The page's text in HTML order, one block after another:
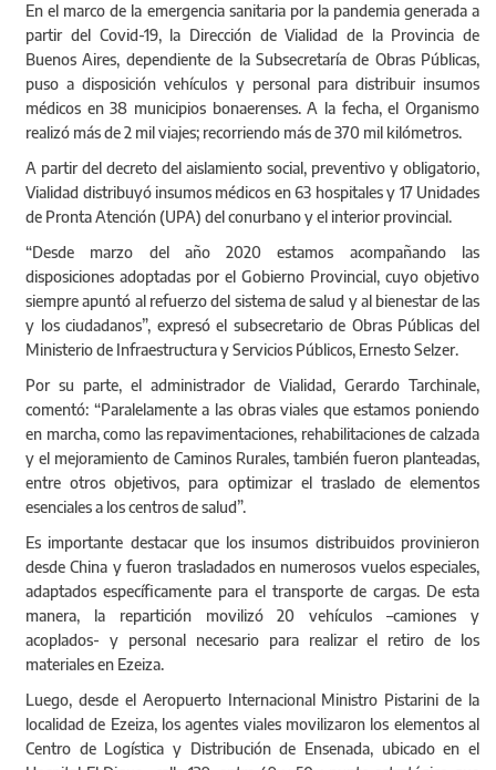
interior provincial.
En el marco de la emergencia sanitaria por la pandemia generada a
partir del Covid-19, la Dirección de Vialidad de la Provincia de
Buenos Aires, dependiente de la Subsecretaría de Obras Públicas,
puso a disposición vehículos y personal para distribuir insumos
médicos en 38 municipios bonaerenses. A la fecha, el Organismo
realizó más de 2 mil viajes; recorriendo más de 370 mil kilómetros.
A partir del decreto del aislamiento social, preventivo y obligatorio,
Vialidad distribuyó insumos médicos en 63 hospitales y 17 Unidades
de Pronta Atención (UPA) del conurbano y el interior provincial.
“Desde marzo del año 2020 estamos acompañando las
disposiciones adoptadas por el Gobierno Provincial, cuyo objetivo
siempre apuntó al refuerzo del sistema de salud y al bienestar de las
y los ciudadanos”, expresó el subsecretario de Obras Públicas del
Ministerio de Infraestructura y Servicios Públicos, Ernesto Selzer.
Por su parte, el administrador de Vialidad, Gerardo Tarchinale,
comentó: “Paralelamente a las obras viales que estamos poniendo
en marcha, como las repavimentaciones, rehabilitaciones de calzada
y el mejoramiento de Caminos Rurales, también fueron planteadas,
entre otros objetivos, para optimizar el traslado de elementos
esenciales a los centros de salud”.
Es importante destacar que los insumos distribuidos provinieron
desde China y fueron trasladados en numerosos vuelos especiales,
adaptados específicamente para el transporte de cargas. De esta
manera, la repartición movilizó 20 vehículos –camiones y
acoplados- y personal necesario para realizar el retiro de los
materiales en Ezeiza.
Luego, desde el Aeropuerto Internacional Ministro Pistarini de la
localidad de Ezeiza, los agentes viales movilizaron los elementos al
Centro de Logística y Distribución de Ensenada, ubicado en el